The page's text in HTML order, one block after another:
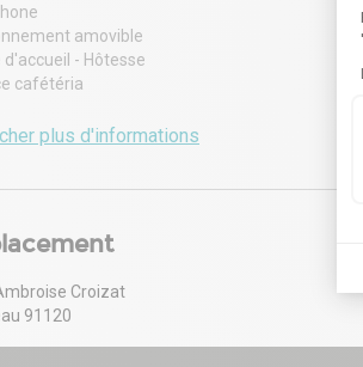
amovible
d'accueil - Hôtesse
cafétéria
privatifs
restaurant et crèche d'entreprise
plus d'informations
Croizat
91120